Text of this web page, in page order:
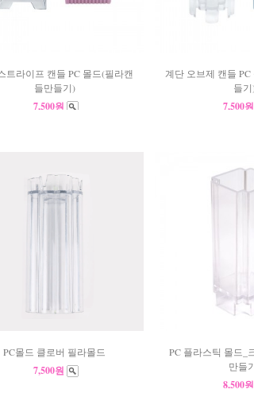
트라이프 캔들 PC 몰드(필라캔
들만들기)
7,500원
계단 오브제 캔들
들
7,500원
PC몰드 클로버 필라몰드
7,500원
PC 플라스틱 몰드_
만들
8,500원